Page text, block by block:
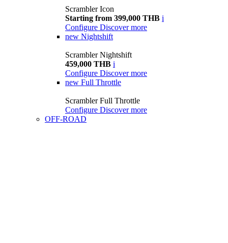
Scrambler Icon
Starting from 399,000 THB i
Configure Discover more
new Nightshift
Scrambler Nightshift
459,000 THB i
Configure Discover more
new Full Throttle
Scrambler Full Throttle
Configure Discover more
OFF-ROAD